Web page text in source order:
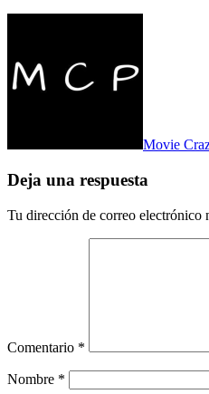
Movie
Deja una respuesta
Tu dirección de correo electrónico
Comentario *
Nombre *